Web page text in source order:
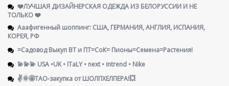
❤️ЛУЧШАЯ ДИЗАЙНЕРСКАЯ ОДЕЖДА ИЗ БЕЛОРУССИИ И НЕ
ТОЛЬКО ❤️
Ааафигенный шоппинг: США, ГЕРМАНИЯ, АНГЛИЯ, ИСПАНИЯ,
КОРЕЯ, РФ
=Садовод Выкуп ВТ и ПТ=СоК= Пионы=Семена=Растения!
💫💫💫 USA •UK • ITaLY • next • intrend • Nike
✌️🌞🤩ТАО-закупка от ШОЛПХЕЛПЕРА!💥